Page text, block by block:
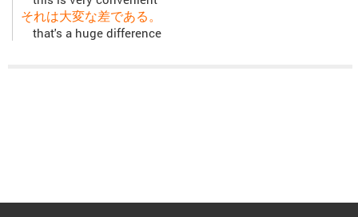
それは大変な差である。
that's a huge difference